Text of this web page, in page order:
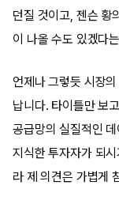
던질 것이고, 젠슨 황
이 나올 수도 있겠다
언제나 그렇듯 시장
납니다. 타이틀만 보
공급망의 실질적인
지식한 투자자가 되
라 제 의견은 가볍게